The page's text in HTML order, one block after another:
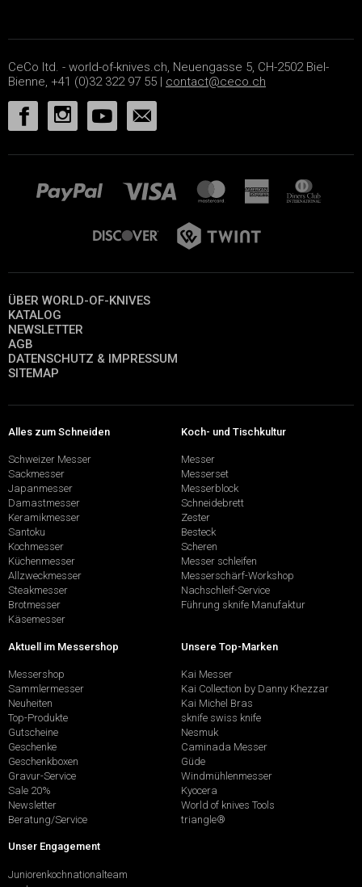
CeCo ltd. - world-of-knives.ch, Neuengasse 5, CH-2502 Biel-
Bienne, +41 (0)32 322 97 55 | contact@ceco.ch
ÜBER WORLD-OF-KNIVES
KATALOG
NEWSLETTER
AGB
DATENSCHUTZ & IMPRESSUM
SITEMAP
Alles zum Schneiden
Schweizer Messer
Sackmesser
Japanmesser
Damastmesser
Keramikmesser
Santoku
Kochmesser
Küchenmesser
Allzweckmesser
Steakmesser
Brotmesser
Käsemesser
Koch- und Tischkultur
Messer
Messerset
Messerblock
Schneidebrett
Zester
Besteck
Scheren
Messer schleifen
Messerschärf-Workshop
Nachschleif-Service
Führung sknife Manufaktur
Aktuell im Messershop
Messershop
Sammlermesser
Neuheiten
Top-Produkte
Gutscheine
Geschenke
Geschenkboxen
Gravur-Service
Sale 20%
Newsletter
Beratung/Service
Unsere Top-Marken
Kai Messer
Kai Collection by Danny Khezzar
Kai Michel Bras
sknife swiss knife
Nesmuk
Caminada Messer
Güde
Windmühlenmesser
Kyocera
World of knives Tools
triangle®
Unser Engagement
Juniorenkochnationalteam